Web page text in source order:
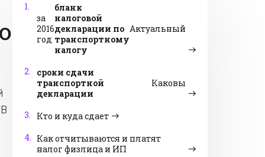
1.
Актуальный
бланк
налоговой
декларации по
транспортному
налогу
за
2016
год
2.
Каковы
сроки сдачи
транспортной
декларации
3.
Кто и куда сдает
4. Как отчитываются и платят
налог физлица и ИП